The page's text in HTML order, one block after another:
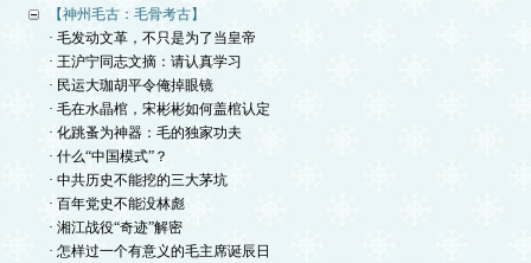
【神州毛古：毛骨考古】
· 毛发动文革，不只是为了当皇帝
· 王沪宁同志文摘：请认真学习
· 民运大珈胡平令俺掉眼镜
· 毛在水晶棺，宋彬彬如何盖棺认定
· 化跳蚤为神器：毛的独家功夫
· 什么“中国模式”？
· 中共历史不能挖的三大茅坑
· 百年党史不能没林彪
· 湘江战役“奇迹”解密
· 怎样过一个有意义的毛主席诞辰日